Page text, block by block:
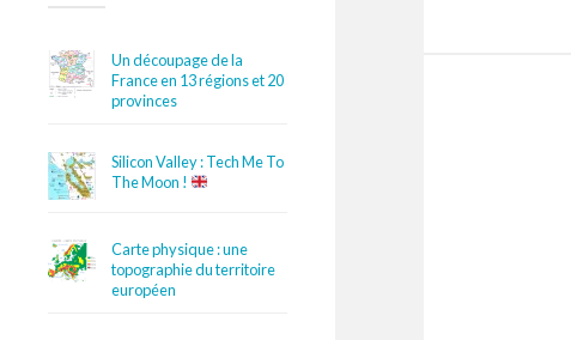
Un découpage de la
France en 13 régions et 20
provinces
Silicon Valley : Tech Me To
The Moon !
Carte physique : une
topographie du territoire
européen